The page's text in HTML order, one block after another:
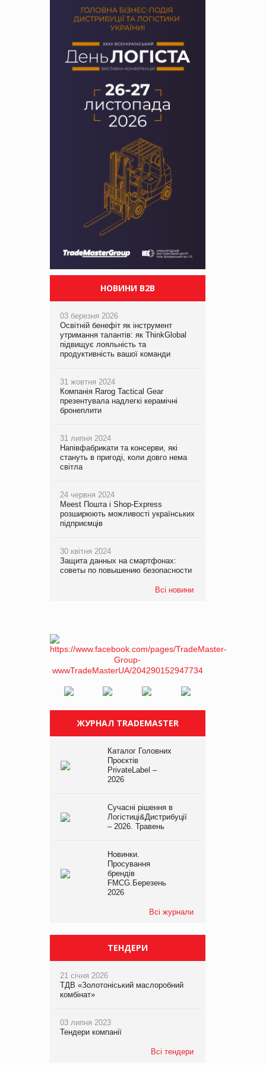
НОВИНИ B2B
03 березня 2026
Освітній бенефіт як інструмент
утримання талантів: як ThinkGlobal
підвищує лояльність та
продуктивність вашої команди
31 жовтня 2024
Компанія Rarog Tactical Gear
презентувала надлегкі керамічні
бронеплити
31 липня 2024
Напівфабрикати та консерви, які
стануть в пригоді, коли довго нема
світла
24 червня 2024
Meest Пошта і Shop-Express
розширюють можливості українських
підприємців
30 квітня 2024
Защита данных на смартфонах:
советы по повышению безопасности
Всі новини
ЖУРНАЛ TRADEMASTER
Каталог Головних
Проєктів
PrivateLabel –
2026
Сучасні рішення в
Логістиці&Дистрибуції
– 2026. Травень
Новинки.
Просування
брендів
FMCG.Березень
2026
Всі журнали
ТЕНДЕРИ
21 січня 2026
ТДВ «Золотоніський маслоробний
комбінат»
03 липня 2023
Тендери компанії
Всі тендери